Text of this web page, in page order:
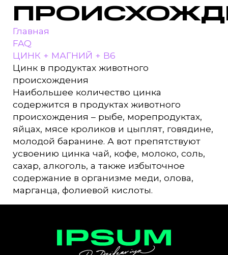
Главная
FAQ
ЦИНК + МАГНИЙ + B6
Цинк в продуктах животного
происхождения
Наибольшее количество цинка
содержится в продуктах животного
происхождения – рыбе, морепродуктах,
яйцах, мясе кроликов и цыплят, говядине,
молодой баранине. А вот препятствуют
усвоению цинка чай, кофе, молоко, соль,
сахар, алкоголь, а также избыточное
содержание в организме меди, олова,
марганца, фолиевой кислоты.